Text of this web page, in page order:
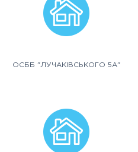
ОСББ "ЛУЧАКІВСЬКОГО 5А"